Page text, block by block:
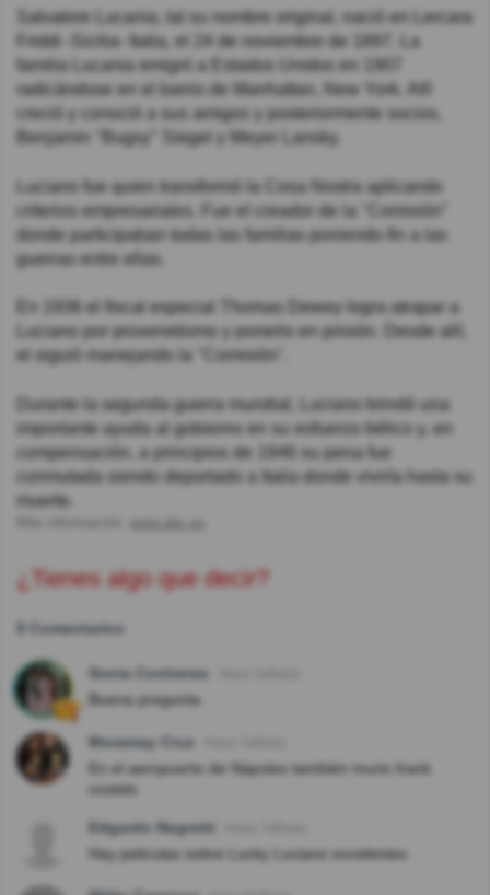
Salvatore Lucania, tal su nombre original, nació en Lercara
Friddi -Sicilia- Italia, el 24 de noviembre de 1897. La
familia Lucania emigró a Estados Unidos en 1907
radicándose en el barrio de Manhattan, New York. Allí
creció y conoció a sus amigos y posteriormente socios,
Benjamin "Bugsy" Siegel y Meyer Lansky.
Luciano fue quien transformó la Cosa Nostra aplicando
criterios empresariales. Fue el creador de la "Comisión"
donde participaban todas las familias poniendo fin a las
guerras entre ellas.
En 1936 el fiscal especial Thomas Dewey logra atrapar a
Luciano por proxenetismo y ponerlo en prisión. Desde allí,
el siguió manejando la "Comisión".
Durante la segunda guerra mundial, Luciano brindó una
importante ayuda al gobierno en su esfuerzo bélico y, en
compensación, a principios de 1946 su pena fue
conmutada siendo deportado a Italia donde viviría hasta su
muerte.
www.abc.es
¿Tienes algo que decir?
9 Comentarios
Sonia Contreras
Buena pregunta.
Moramay Cruz
En el aeropuerto de Nápoles también murio frank
costelo
Edgardo Negretti
Hay peliculas sobre Lucky Luciano excelentes .